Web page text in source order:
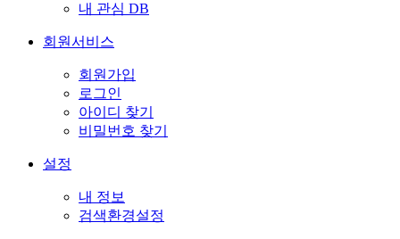
내 관심 DB
회원서비스
회원가입
로그인
아이디 찾기
비밀번호 찾기
설정
내 정보
검색환경설정